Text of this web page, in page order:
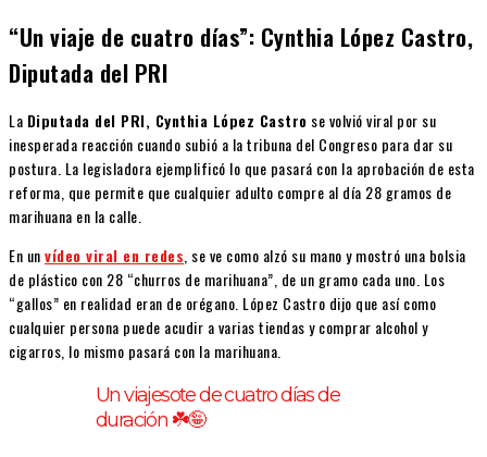
“Un viaje de cuatro días”: Cynthia López Castro,
Diputada del PRI
La Diputada del PRI, Cynthia López Castro se volvió viral por su
inesperada reacción cuando subió a la tribuna del Congreso para dar su
postura. La legisladora ejemplificó lo que pasará con la aprobación de esta
reforma, que permite que cualquier adulto compre al día 28 gramos de
marihuana en la calle.
En unvídeo viral en redes, se ve como alzó su mano y mostró una bolsia
de plástico con 28 “churros de marihuana”, de un gramo cada uno. Los
“gallos” en realidad eran de orégano. López Castro dijo que así como
cualquier persona puede acudir a varias tiendas y comprar alcohol y
cigarros, lo mismo pasará con la marihuana.
Un viajesote de cuatro días de
duración ☘️🤪